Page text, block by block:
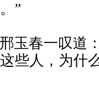
”
玉春一叹道
些人，为什